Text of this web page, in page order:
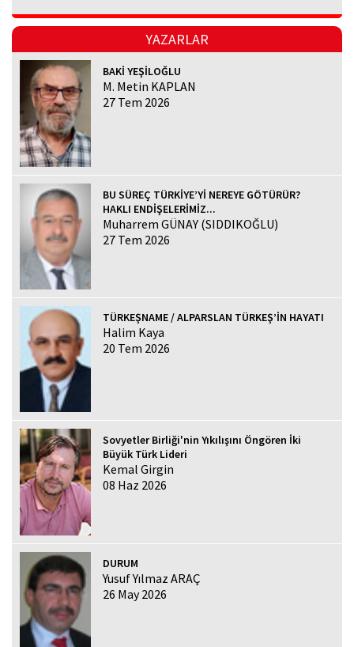
YAZARLAR
BAKİ YEŞİLOĞLU
M. Metin KAPLAN
27 Tem 2026
BU SÜREÇ TÜRKİYE’Yİ NEREYE GÖTÜRÜR?
HAKLI ENDİŞELERİMİZ...
Muharrem GÜNAY (SIDDIKOĞLU)
27 Tem 2026
TÜRKEŞNAME / ALPARSLAN TÜRKEŞ’İN HAYATI
Halim Kaya
20 Tem 2026
Sovyetler Birliği'nin Yıkılışını Öngören İki
Büyük Türk Lideri
Kemal Girgin
08 Haz 2026
DURUM
Yusuf Yılmaz ARAÇ
26 May 2026